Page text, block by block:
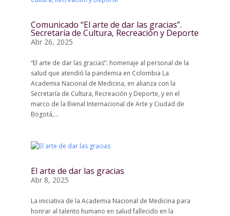
Comunicado “El arte de dar las gracias”.
Secretaría de Cultura, Recreación y Deporte
Abr 26, 2025
“El arte de dar las gracias”: homenaje al personal de la
salud que atendió la pandemia en Colombia La
Academia Nacional de Medicina, en alianza con la
Secretaría de Cultura, Recreación y Deporte, y en el
marco de la Bienal Internacional de Arte y Ciudad de
Bogotá,...
El arte de dar las gracias
Abr 8, 2025
La iniciativa de la Academia Nacional de Medicina para
honrar al talento humano en salud fallecido en la